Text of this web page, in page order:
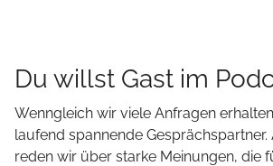
Du willst Gast im
Wenngleich wir viele Anfragen
laufend spannende Gesprächspartner.
reden wir über starke Meinungen, die